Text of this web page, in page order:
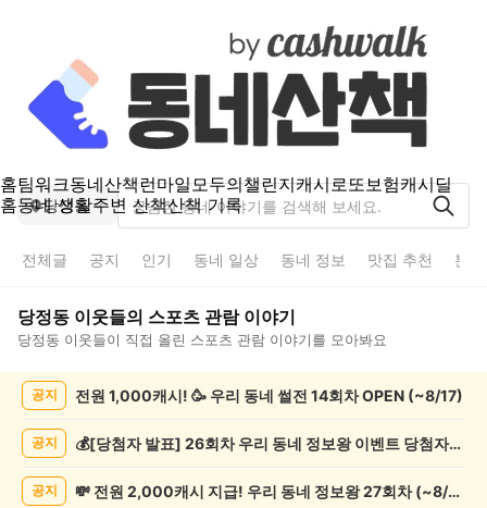
홈팀워크동네산책런마일모두의챌린지캐시로또보험캐시딜
홈동네 생활주변 산책산책 기록
당정동
전체글 공지 인기 동네 일상 동네 정보 맛집 추천 분
당정동 이웃들의 스포츠 관람이야기
당정동 이웃들이 직접 올린 스포츠 관람 이야기를 모아봐요
공지 전원 1,000캐시! 🥳 우리 동네 썰전 14회차 OPEN (~8/17)
공지 💰[당첨자 발표] 26회차 우리 동네 정보왕 이벤트 당첨자를 발표합니다!
공지 💸 전원 2,000캐시 지급! 우리 동네 정보왕 27회차 (~8/10)